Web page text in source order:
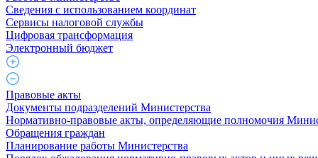
Cведения с использованием координат
Сервисы налоговой службы
Цифровая трансформация
Электронный бюджет
Правовые акты
Документы подразделений Министерства
Нормативно-правовые акты, определяющие полномочия
Обращения граждан
Планирование работы Министерства